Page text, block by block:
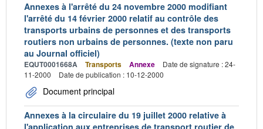
Annexes à l'arrêté du 24 novembre 2000 modifiant
l'arrêté du 14 février 2000 relatif au contrôle des
transports urbains de personnes et des transports
routiers non urbains de personnes. (texte non paru
au Journal officiel)
EQUT0001668A Transports Annexe
Date de signature : 24-
11-2000
Date de publication : 10-12-2000
Document principal
Annexes à la circulaire du 19 juillet 2000 relative à
l'application aux entreprises de transport routier de